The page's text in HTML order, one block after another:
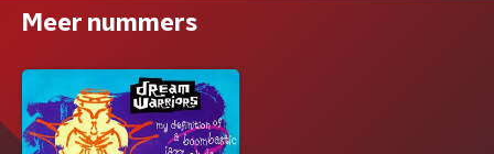
Meer nummers